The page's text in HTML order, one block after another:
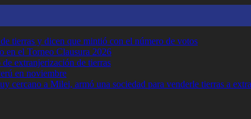
tierras y dicen que mintió con el número de votos
en el Torneo Clausura 2026
extranjerización de tierras
en noviembre
cercano a Milei, armó una sociedad para venderle tierras a